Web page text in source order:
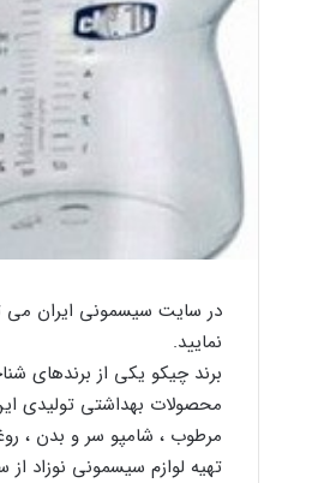
در سایت سیسمونی ایران می
نمایید.
برند چیکو یکی از برندهای
محصولات بهداشتی تولیدی
مرطوب ، شامپو سر و بدن ،
تهیه لوازم سیسمونی نوزاد